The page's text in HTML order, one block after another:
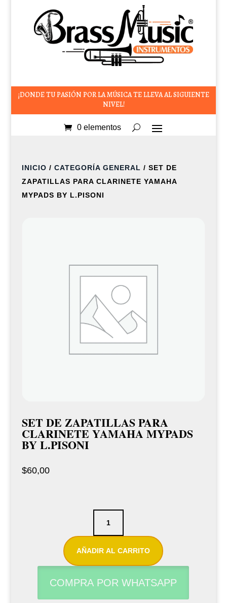
¡DONDE TU PASIÓN POR LA MÚSICA TE LLEVA AL SIGUIENTE
NIVEL!
0 elementos
INICIO / CATEGORÍA GENERAL / SET DE
ZAPATILLAS PARA CLARINETE YAMAHA
MYPADS BY L.PISONI
SET DE ZAPATILLAS PARA
CLARINETE YAMAHA MYPADS
BY L.PISONI
$60,00
Yamaha
Mypads
AÑADIR AL CARRITO
COMPRA POR WHATSAPP